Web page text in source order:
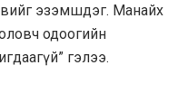
эзэмшдэг. Манайх
одоогийн
гэлээ.